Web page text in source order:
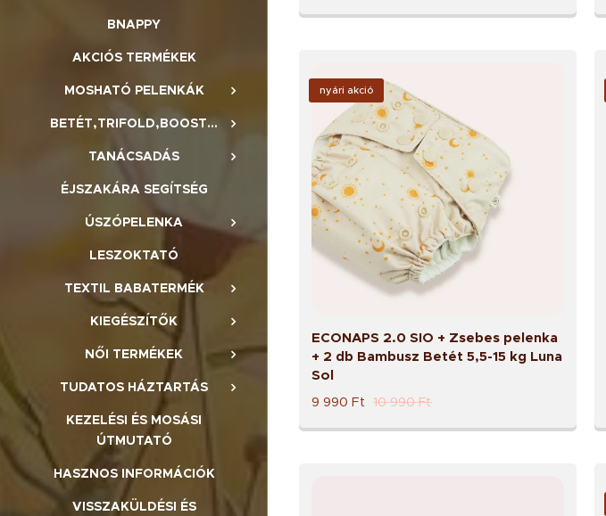
BNAPPY
AKCIÓS TERMÉKEK
MOSHATÓ PELENKÁK
BETÉT,TRIFOLD,BOOSTER,BELSŐ
TANÁCSADÁS
ÉJSZAKÁRA SEGÍTSÉG
ÚSZÓPELENKA
LESZOKTATÓ
TEXTIL BABATERMÉK
KIEGÉSZÍTŐK
NŐI TERMÉKEK
TUDATOS HÁZTARTÁS
KEZELÉSI ÉS MOSÁSI
ÚTMUTATÓ
HASZNOS INFORMÁCIÓK
VISSZAKÜLDÉSI ÉS
ECONAPS 2.0 SIO + Zsebes pelenka
+ 2 db Bambusz Betét 5,5-15 kg Luna
Sol
nyári akció
9 990 Ft 10 990Ft